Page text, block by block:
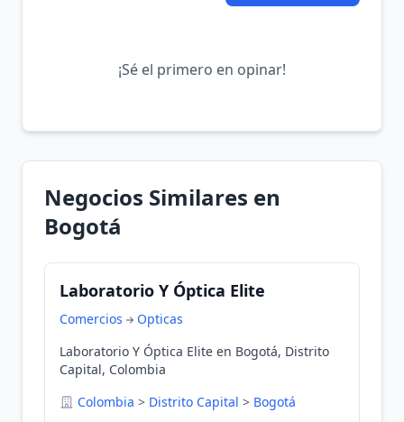
¡Sé el primero en opinar!
Negocios Similares en
Bogotá
Laboratorio Y Óptica Elite
Comercios
Opticas
Laboratorio Y Óptica Elite en Bogotá, Distrito
Capital, Colombia
Colombia > Distrito Capital > Bogotá